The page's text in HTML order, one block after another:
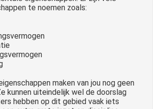
te noemen zoals:
maken van jou nog geen
kunnen uiteindelijk wel de doorslag
hebben op dit gebied vaak iets